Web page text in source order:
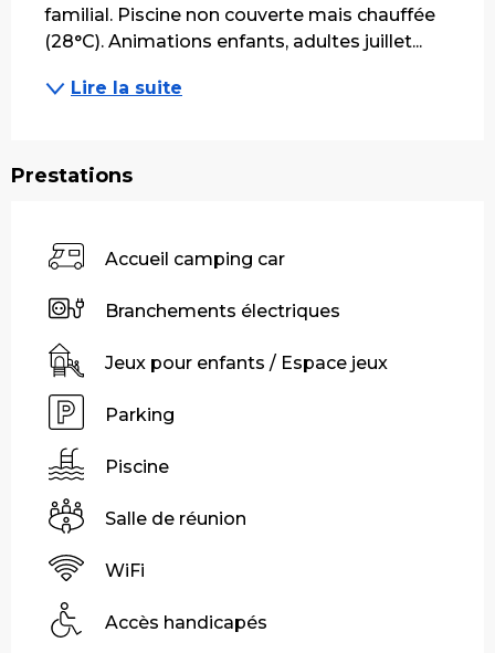
familial. Piscine non couverte mais chauffée
(28°C). Animations enfants, adultes juillet...
Lire la suite
Prestations
Accueil camping car
Branchements électriques
Jeux pour enfants / Espace jeux
Parking
Piscine
Salle de réunion
WiFi
Accès handicapés